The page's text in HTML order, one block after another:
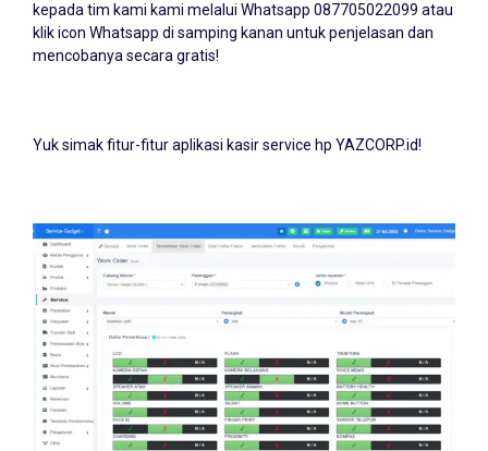
kepada tim kami kami melalui Whatsapp 087705022099 atau
klik icon Whatsapp di samping kanan untuk penjelasan dan
mencobanya secara gratis!
Yuk simak fitur-fitur aplikasi kasir service hp YAZCORP.id!